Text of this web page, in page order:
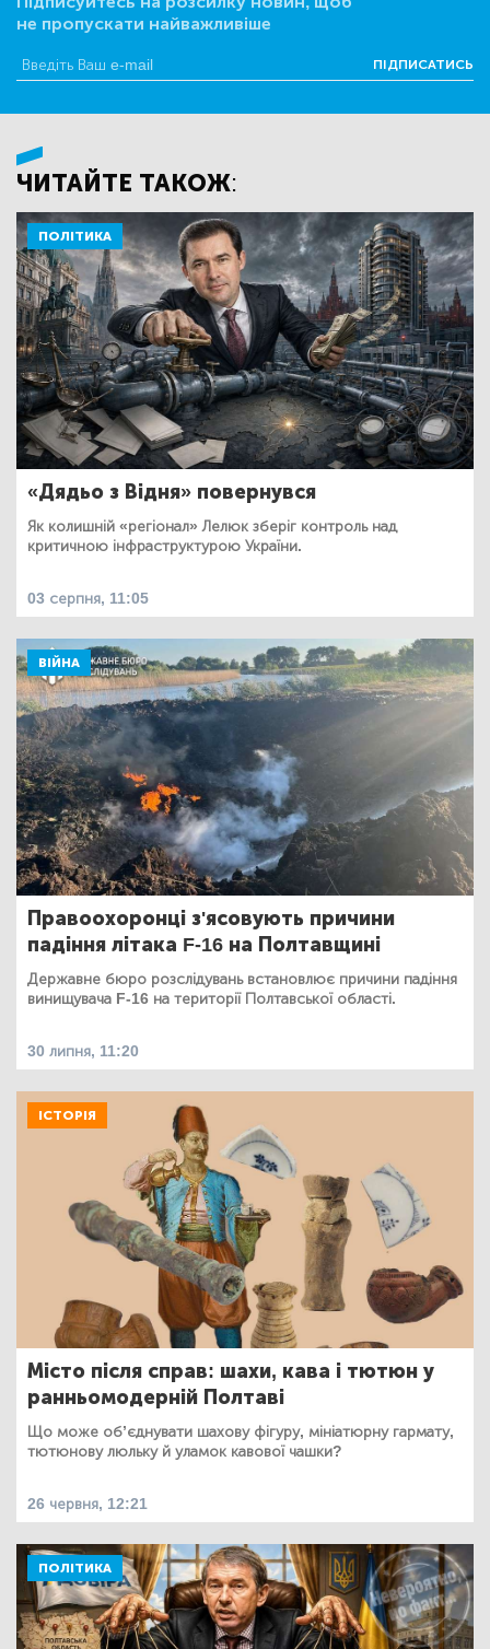
не пропускати найважливіше
ПІДПИСАТИСЬ
ЧИТАЙТЕ ТАКОЖ:
ПОЛІТИКА
«Дядьо з Відня» повернувся
Як колишній «регіонал» Лелюк зберіг контроль над
критичною інфраструктурою України.
03 серпня, 11:05
ВІЙНА
Правоохоронці з'ясовують причини
падіння літака F-16 на Полтавщині
Державне бюро розслідувань встановлює причини падіння
винищувача F-16 на території Полтавської області.
30 липня, 11:20
ІСТОРІЯ
Місто після справ: шахи, кава і тютюн у
ранньомодерній Полтаві
Що може об’єднувати шахову фігуру, мініатюрну гармату,
тютюнову люльку й уламок кавової чашки?
26 червня, 12:21
ПОЛІТИКА